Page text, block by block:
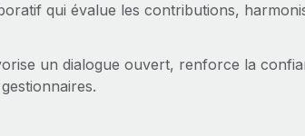
qui évalue les contributions,
un dialogue ouvert, renforce la